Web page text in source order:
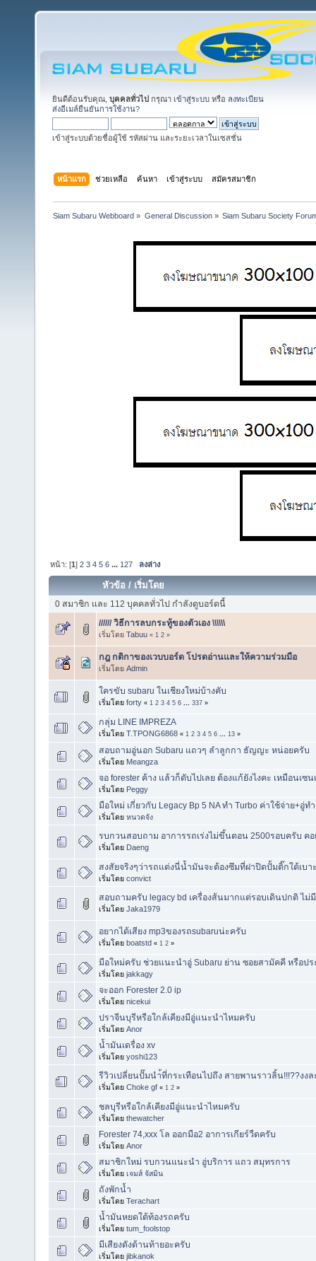
ยินดีต้อนรับคุณ, บุคคลทั่วไป กรุณา เข้าสู่ระบบ หรือ ลงทะเบียน
ส่งอีเมล์ยืนยันการใช้งาน?
เข้าสู่ระบบด้วยชื่อผู้ใช้ รหัสผ่าน และระยะเวลาในเซสชั่น
หน้าแรก ช่วยเหลือ ค้นหา เข้าสู่ระบบ สมัครสมาชิก
Siam Subaru Webboard » General Discussion» Siam Subaru Society
หน้า: [1]2 3 4 5 6 ... 127 ลงล่าง
หัวข้อ / เริ่มโดย
0 สมาชิก และ 112 บุคคลทั่วไป กำลังดูบอร์ดนี้
////// วิธีการลบกระทู้ของตัวเอง \\\\\\
เริ่มโดย Tabuu « 1 2 »
กฎ กติกาของเวบบอร์ด โปรดอ่านและให้ความร่วมมือ
เริ่มโดย Admin
ใครขับ subaru ในเชียงใหม่บ้างคับ
เริ่มโดย forty « 1 2 3 4 5 6 337 »
กลุ่ม LINE IMPREZA
เริ่มโดย T.TPONG6868 « 1 2 3 4 5 6 13 »
สอบถามอู่นอก Subaru แถวๆ ลำลูกกา ธัญญะ หน่อยครับ
เริ่มโดย Meangza
จอ forester ค้าง แล้วก็ดับไปเลย ต้องแก้ยังไงคะ เหมือนเซ
เริ่มโดย Peggy
มือใหม่ เกี่ยวกับ Legacy Bp 5 NA ทำ Turbo ค่าใช้จ่าย+อู่
เริ่มโดย หนวดจัง
รบกวนสอบถาม อาการรถเร่งไม่ขึ้นตอน 2500รอบครับ คอ
เริ่มโดย Daeng
สงสัยจริงๆว่ารถแต่งนี่น้ำมันจะต้องซึมที่ฝาปิดปั้มติ๊กใต้เบ
เริ่มโดย convict
สอบถามครับ legacy bd เครื่องส้นมากแต่รอบเดินปกติ ไม่
เริ่มโดย Jaka1979
อยากได้เสียง mp3ของรถsubaruน่ะครับ
เริ่มโดย boatstd « 1 2 »
มือใหม่ครับ ช่วยแนะนำอู่ Subaru ย่าน ซอยสามัคคี หรือป
เริ่มโดย jakkagy
จะออก Forester 2.0 ip
เริ่มโดย nicekui
ปราจีนบุรี​หรือใกล้เคียงมีอู่แนะนำไหมครับ
เริ่มโดย Anor
น้ำมันเดรื่อง xv
เริ่มโดย yoshi123
รีวิวเปลี่ยนปั๊มนำ้ที่กระเทือนไปถึง สายพานราวลิ้น!!!??งงล
เริ่มโดย Choke gf « 1 2 »
ชลบุรี​หรือใกล้เคียงมีอู่แนะนำไหมครับ
เริ่มโดย thewatcher
Forester​ 74,xxx โล ออกมือ2 อาการเกียร์​วืดครับ
เริ่มโดย Anor
สมาชิกใหม่ รบกวนแนะนำ อู่บริการ แถว สมุทรการ
เริ่มโดย เจมส์ จัสมิน
ถังพักน้ำ
เริ่มโดย Terachart
น้ำมันหยดใต้ท้องรถครับ
เริ่มโดย tum_foolstop
มีเสียงดังด้านท้ายอะครับ
เริ่มโดย jibkanok